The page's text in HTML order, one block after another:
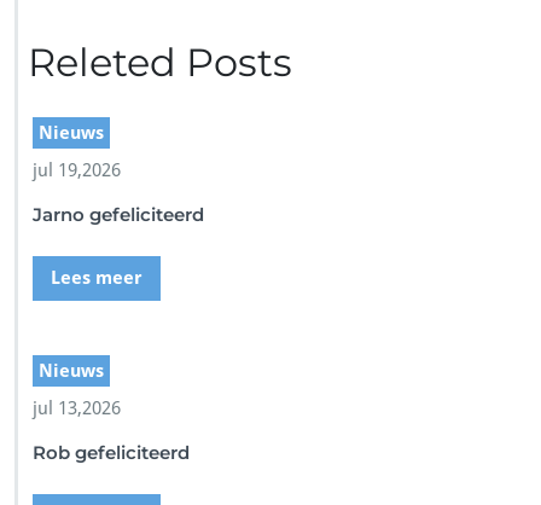
Releted Posts
Nieuws
jul 19,2026
Jarno gefeliciteerd
Lees meer
Nieuws
jul 13,2026
Rob gefeliciteerd